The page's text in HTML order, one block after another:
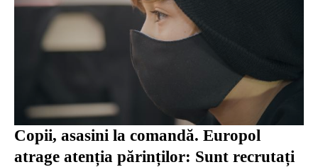
Copii, asasini la comandă. Europol
atrage atenția părinților: Sunt recrutați